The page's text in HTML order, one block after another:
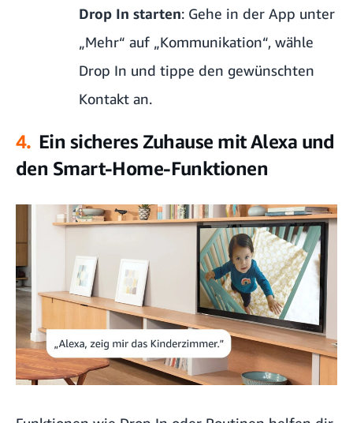
Drop In starten: Gehe in der App unter
„Mehr“ auf „Kommunikation“, wähle
Drop In und tippe den gewünschten
Kontakt an.
4. Ein sicheres Zuhause mit Alexa und
den Smart-Home-Funktionen